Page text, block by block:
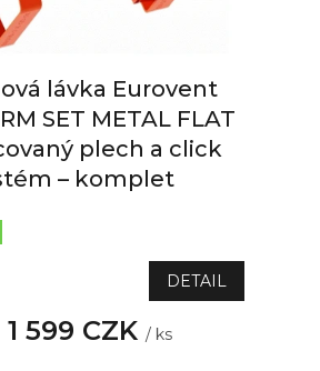
lávka Eurovent
SET METAL FLAT
plech a click
– komplet
1 599 CZK / ks
DETAIL